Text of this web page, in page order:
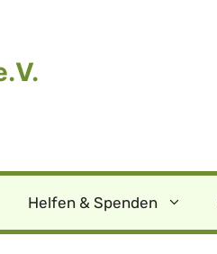
Helfen & Spenden